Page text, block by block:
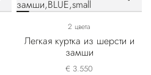
2 цвета
Легкая куртка из шерсти и
замши
€ 3.550